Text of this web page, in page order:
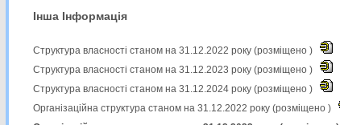
Інша Інформація
Структура власності станом на 31.12.2022 року (розміщено )
Структура власності станом на 31.12.2023 року (розміщено )
Структура власності станом на 31.12.2024 року (розміщено )
Організаційна структура станом на 31.12.2022 року (розміщено )